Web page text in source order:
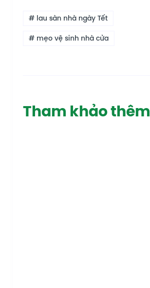
# lau sàn nhà ngày Tết
# mẹo vệ sinh nhà cửa
Tham khảo thêm